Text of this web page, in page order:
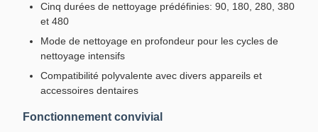
Cinq durées de nettoyage prédéfinies: 90, 180, 280, 380
et 480
Mode de nettoyage en profondeur pour les cycles de
nettoyage intensifs
Compatibilité polyvalente avec divers appareils et
accessoires dentaires
Fonctionnement convivial